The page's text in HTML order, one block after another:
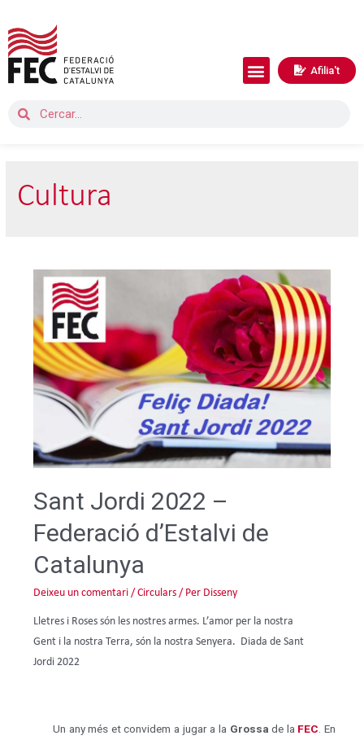
Afilia't
Cultura
Sant Jordi 2022 –
Federació d’Estalvi de
Catalunya
Deixeu un comentari /Circulars / Per Disseny
Lletres i Roses són les nostres armes. L’amor per la nostra
Gent i la nostra Terra, són la nostra Senyera. Diada de Sant
Jordi 2022
Un any més et convidem a jugar a la Grossa de la FEC . En